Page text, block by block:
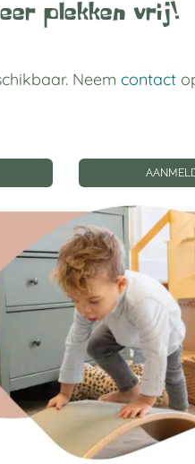
instellingen
wijzigen
intrekken
plekken vrij!
Neem contact